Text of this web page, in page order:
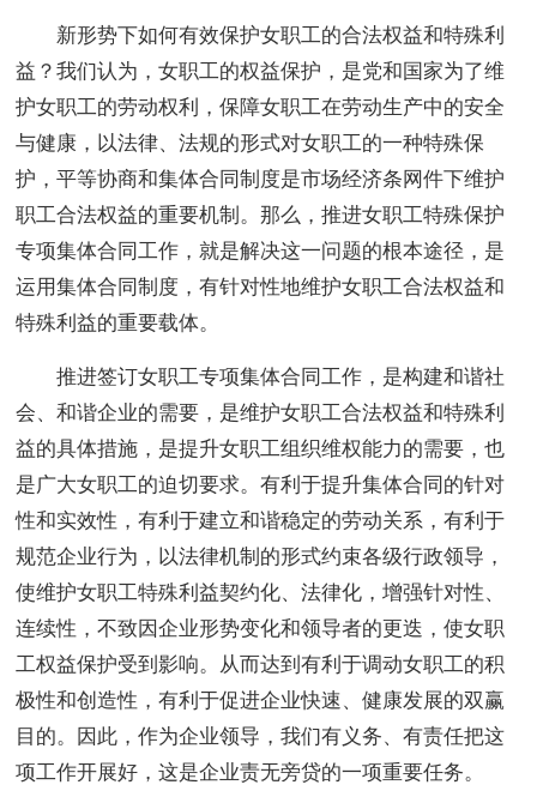
新形势下如何有效保护女职工的合法权益和特殊利
益？我们认为，女职工的权益保护，是党和国家为了维
护女职工的劳动权利，保障女职工在劳动生产中的安全
与健康，以法律、法规的形式对女职工的一种特殊保
护，平等协商和集体合同制度是市场经济条网件下维护
职工合法权益的重要机制。那么，推进女职工特殊保护
专项集体合同工作，就是解决这一问题的根本途径，是
运用集体合同制度，有针对性地维护女职工合法权益和
特殊利益的重要载体。
推进签订女职工专项集体合同工作，是构建和谐社
会、和谐企业的需要，是维护女职工合法权益和特殊利
益的具体措施，是提升女职工组织维权能力的需要，也
是广大女职工的迫切要求。有利于提升集体合同的针对
性和实效性，有利于建立和谐稳定的劳动关系，有利于
规范企业行为，以法律机制的形式约束各级行政领导，
使维护女职工特殊利益契约化、法律化，增强针对性、
连续性，不致因企业形势变化和领导者的更迭，使女职
工权益保护受到影响。从而达到有利于调动女职工的积
极性和创造性，有利于促进企业快速、健康发展的双赢
目的。因此，作为企业领导，我们有义务、有责任把这
项工作开展好，这是企业责无旁贷的一项重要任务。